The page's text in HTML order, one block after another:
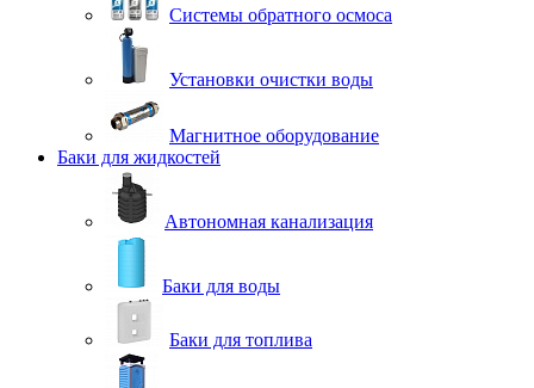
Системы обратного осмоса
Установки очистки воды
Магнитное оборудование
Баки для жидкостей
Автономная канализация
Баки для воды
Баки для топлива